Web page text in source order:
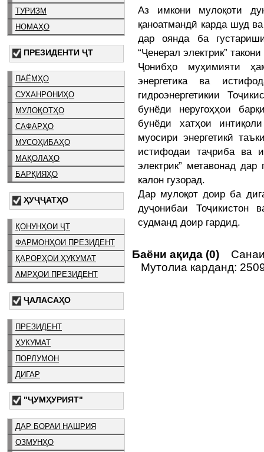
ТУРИЗМ
НОМАҲО
ПРЕЗИДЕНТИ ҶТ
ПАЁМҲО
СУХАНРОНИҲО
МУЛОҚОТҲО
САФАРҲО
МУСОҲИБАҲО
МАҚОЛАҲО
БАРҚИЯҲО
ҲУҶҶАТҲО
ҚОНУНҲОИ ҶТ
ФАРМОНҲОИ ПРЕЗИДЕНТ
ҚАРОРҲОИ ҲУКУМАТ
АМРҲОИ ПРЕЗИДЕНТ
ҶАЛАСАҲО
ПРЕЗИДЕНТ
ҲУКУМАТ
ПОРЛУМОН
ДИГАР
"ҶУМҲУРИЯТ"
ДАР БОРАИ НАШРИЯ
ОЗМУНҲО
Аз имкони мулоқоти
қаноатмандӣ карда шуд
дар оянда ба
“Ҷенерал электрик”
Ҷонибҳо муҳимияти
энергетика ва
гидроэнергетикии
бунёди неругоҳҳои
бунёди хатҳои
муосири энергетикӣ
истифодаи таҷриба ва
электрик” метавонад
калон гузорад.
Дар мулоқот доир ба
дуҷонибаи Тоҷикистон
судманд доир гардид.
Баёни ақида (0)
Мутолиа карданд: